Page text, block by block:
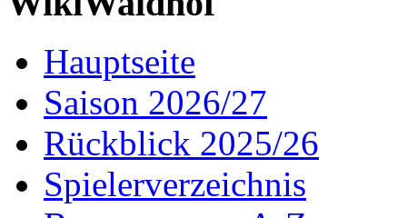
Hauptseite
Saison 2026/27
Rückblick 2025/26
Spielerverzeichnis